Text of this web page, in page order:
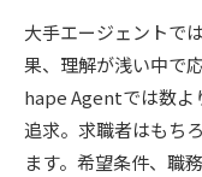
大手エージェントで
果、理解が浅い中で
hape Agentでは数よ
追求。求職者はもち
ます。希望条件、職